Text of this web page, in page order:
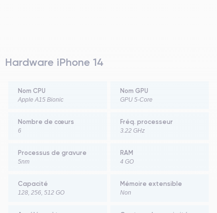
Hardware iPhone 14
Nom CPU
Apple A15 Bionic
Nom GPU
GPU 5-Core
Nombre de cœurs
6
Fréq. processeur
3.22 GHz
Processus de gravure
5nm
RAM
4 GO
Capacité
128, 256, 512 GO
Mémoire extensible
Non